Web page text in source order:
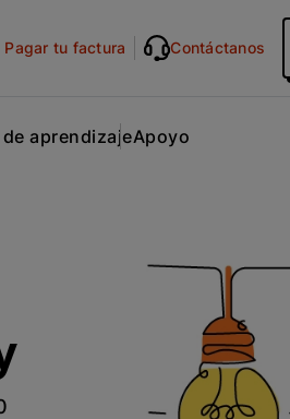
Pagar tu factura Contáctanos
aprendizajeApoyo